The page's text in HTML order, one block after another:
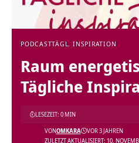
PODCASTTÄGL. INSPIRATION
Raum
Tägliche
ZULETZT AKTUALISIERT: 10.
VONOMKARA VOR 3 JAHREN
LESEZEIT: 0 MIN